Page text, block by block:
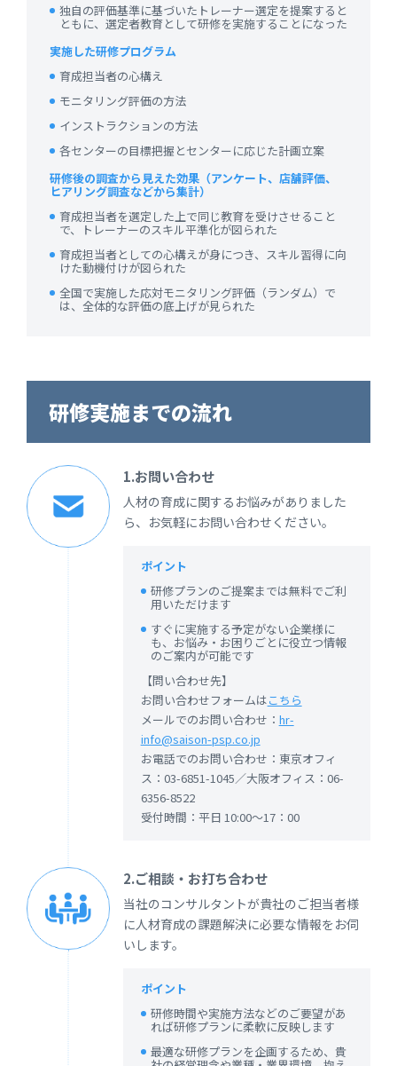
独自の評価基準に基づいたトレーナー選定を提案すると
ともに、選定者教育として研修を実施することになった
実施した研修プログラム
育成担当者の心構え
モニタリング評価の方法
インストラクションの方法
各センターの目標把握とセンターに応じた計画立案
研修後の調査から見えた効果（アンケート、店舗評価、
ヒアリング調査などから集計）
育成担当者を選定した上で同じ教育を受けさせること
で、トレーナーのスキル平準化が図られた
育成担当者としての心構えが身につき、スキル習得に向
けた動機付けが図られた
全国で実施した応対モニタリング評価（ランダム）で
は、全体的な評価の底上げが見られた
研修実施までの流れ
1.お問い合わせ
人材の育成に関するお悩みがありました
ら、お気軽にお問い合わせください。
ポイント
研修プランのご提案までは無料でご利
用いただけます
すぐに実施する予定がない企業様に
も、お悩み・お困りごとに役立つ情報
のご案内が可能です
【問い合わせ先】
お問い合わせフォームはこちら
メールでのお問い合わせ： hr-
info@saison-psp.co.jp
お電話でのお問い合わせ：東京オフィ
ス：03-6851-1045／大阪オフィス：06-
6356-8522
受付時間：平日 10:00～17：00
2.ご相談・お打ち合わせ
当社のコンサルタントが貴社のご担当者様
に人材育成の課題解決に必要な情報をお伺
いします。
ポイント
研修時間や実施方法などのご要望があ
れば研修プランに柔軟に反映します
最適な研修プランを企画するため、貴